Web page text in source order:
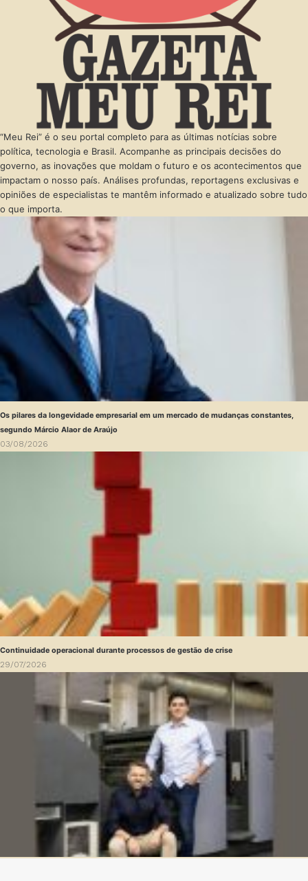
“Meu Rei” é o seu portal completo para as últimas notícias sobre
política, tecnologia e Brasil. Acompanhe as principais decisões do
governo, as inovações que moldam o futuro e os acontecimentos que
impactam o nosso país. Análises profundas, reportagens exclusivas e
opiniões de especialistas te mantêm informado e atualizado sobre tudo
o que importa.
Os pilares da longevidade empresarial em um mercado de mudanças constantes,
segundo Márcio Alaor de Araújo
03/08/2026
Continuidade operacional durante processos de gestão de crise
29/07/2026